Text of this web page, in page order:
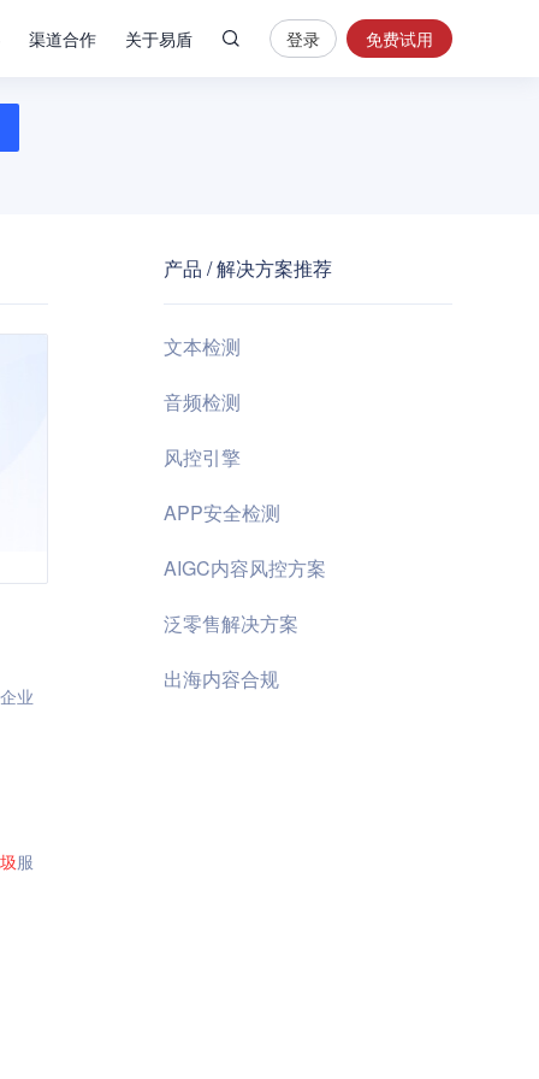
渠道合作 关于易盾
安
全
控
登录 免费试用
业
服
产品 / 解决方案推荐
文本检测
音频检测
风控引擎
APP安全检测
AIGC内容风控方案
泛零售解决方案
出海内容合规